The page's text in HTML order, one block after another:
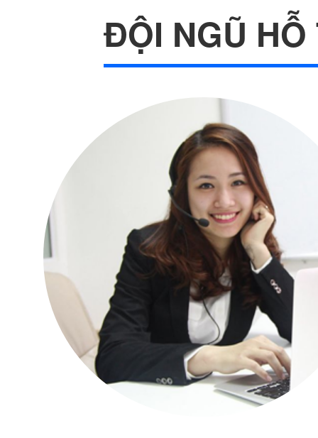
ĐỘI NGŨ